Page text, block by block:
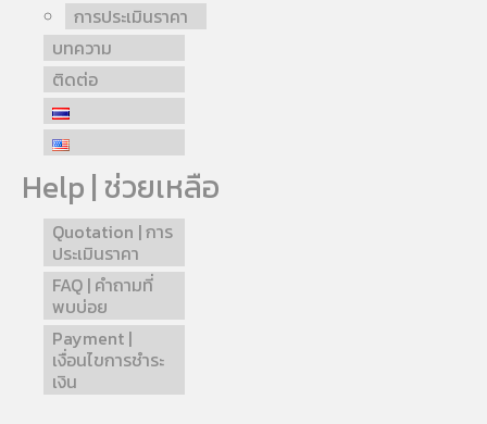
การประเมินราคา
บทความ
ติดต่อ
Help | ช่วยเหลือ
Quotation | การ
ประเมินราคา
FAQ | คำถามที่
พบบ่อย
Payment |
เงื่อนไขการชำระ
เงิน